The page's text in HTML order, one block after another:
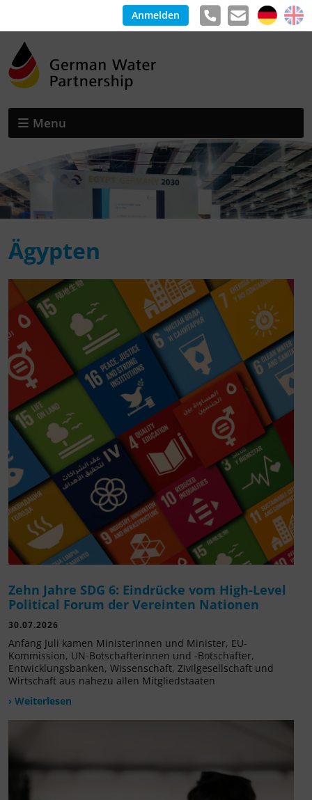
Anmelden
Menu
Ägypten
Zehn Jahre SDG 6: Eindrücke vom High-Level
Political Forum der Vereinten Nationen
30.07.2026
Anfang Juli kamen Ministerinnen und Minister, EU-
Kommission, UN-Botschafterinnen und -Botschafter,
Entwicklungsbanken, Wissenschaft, Zivilgesellschaft und
Wirtschaft aus nahezu allen Mitgliedstaaten
› Weiterlesen